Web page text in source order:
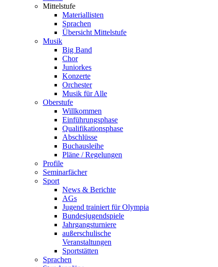
Mittelstufe
Materiallisten
Sprachen
Übersicht Mittelstufe
Musik
Big Band
Chor
Juniorkes
Konzerte
Orchester
Musik für Alle
Oberstufe
Willkommen
Einführungsphase
Qualifikationsphase
Abschlüsse
Buchausleihe
Pläne / Regelungen
Profile
Seminarfächer
Sport
News & Berichte
AGs
Jugend trainiert für Olympia
Bundesjugendspiele
Jahrgangsturniere
außerschulische
Veranstaltungen
Sportstätten
Sprachen